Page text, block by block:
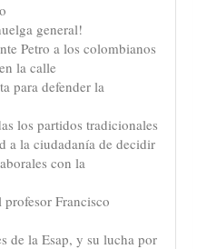
general!
Petro a los colombianos
la calle
para defender la
los partidos tradicionales
a la ciudadanía de decidir
con la
Francisco
de la Esap, y su lucha por